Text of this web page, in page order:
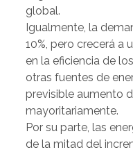
global.
Igualmente, la
10%, pero crecerá a
en la eficiencia de
otras fuentes de
previsible aumento
mayoritariamente.
Por su parte, las
de la mitad del